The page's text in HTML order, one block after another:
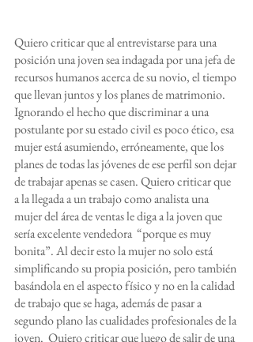
Quiero criticar que al entrevistarse para una
posición una joven sea indagada por una jefa de
recursos humanos acerca de su novio, el tiempo
que llevan juntos y los planes de matrimonio.
Ignorando el hecho que discriminar a una
postulante por su estado civil es poco ético, esa
mujer está asumiendo, erróneamente, que los
planes de todas las jóvenes de ese perfil son dejar
de trabajar apenas se casen. Quiero criticar que
a la llegada a un trabajo como analista una
mujer del área de ventas le diga a la joven que
sería excelente vendedora  “porque es muy
bonita”. Al decir esto la mujer no solo está
simplificando su propia posición, pero también
basándola en el aspecto físico y no en la calidad
de trabajo que se haga, además de pasar a
segundo plano las cualidades profesionales de la
joven.  Quiero criticar que luego de salir de una